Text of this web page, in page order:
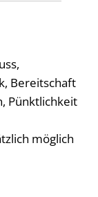
Bereitschaft
Pünktlichkeit
möglich